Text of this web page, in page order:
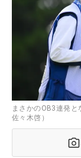
まさかのOB3連発と
佐々木啓）